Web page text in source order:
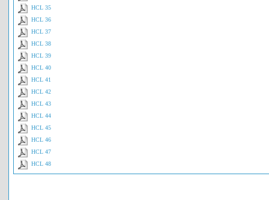
HCL 35
HCL 36
HCL 37
HCL 38
HCL 39
HCL 40
HCL 41
HCL 42
HCL 43
HCL 44
HCL 45
HCL 46
HCL 47
HCL 48